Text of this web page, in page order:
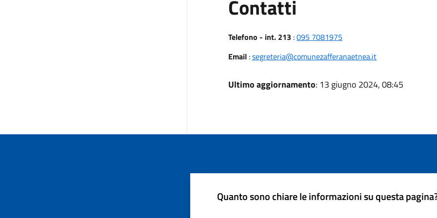
Contatti
Telefono - int. 213 :095 7081975
Email:segreteria@comunezafferanaetnea.it
Ultimo aggiornamento: 13 giugno 2024, 08:45
Quanto sono chiare le informazioni su questa